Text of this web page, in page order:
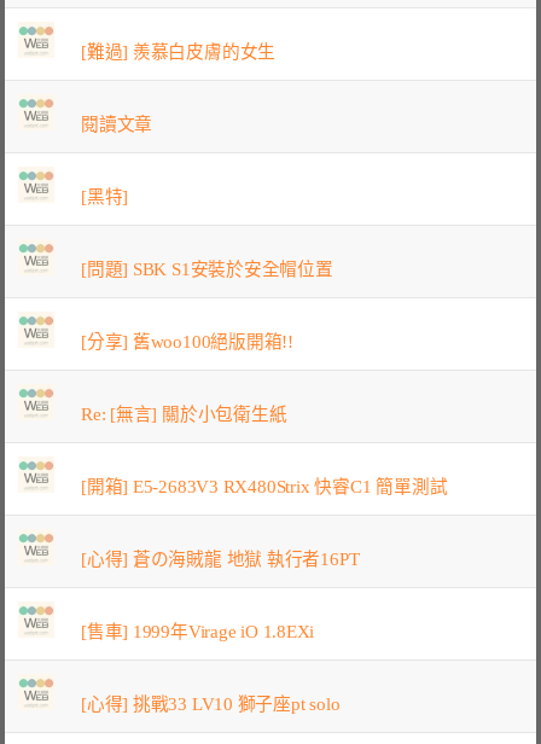
[難過] 羨慕白皮膚的女生
閱讀文章
[黑特]
[問題] SBK S1安裝於安全帽位置
[分享] 舊woo100絕版開箱!!
Re: [無言] 關於小包衛生紙
[開箱] E5-2683V3 RX480Strix 快睿C1 簡單測試
[心得] 蒼の海賊龍 地獄 執行者16PT
[售車] 1999年Virage iO 1.8EXi
[心得] 挑戰33 LV10 獅子座pt solo